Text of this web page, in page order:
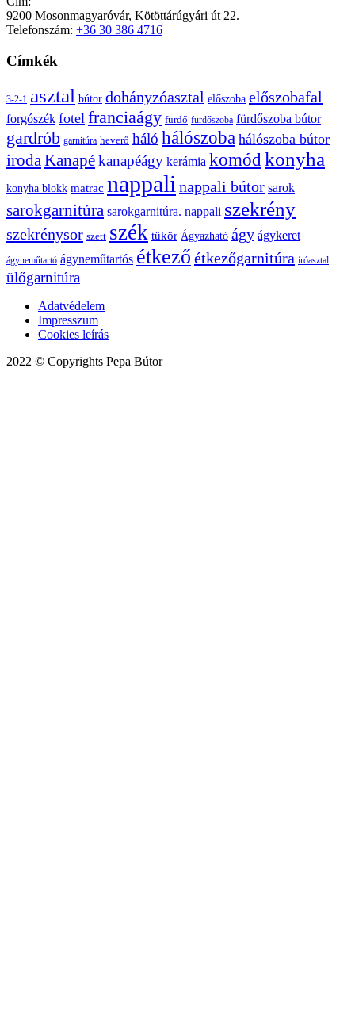
9200 Mosonmagyaróvár, Kötöttárúgyári út 22.
Telefonszám: +36 30 386 4716
Címkék
3-2-1 asztal bútor dohányzóasztal előszoba előszobafal
forgószék fotel franciaágy fürdő fürdőszoba fürdőszoba bútor
gardrób garnitúra heverő háló hálószoba hálószoba bútor
iroda Kanapékanapéágy kerámia komód konyha
konyha blokk matrac nappali nappali bútor sarok
sarokgarnitúra sarokgarnitúra. nappali szekrény
szekrénysor szett szék tükör Ágyazható ágy ágykeret
ágyneműtartó ágyneműtartós étkező étkezőgarnitúra íróasztal
ülőgarnitúra
Adatvédelem
Impresszum
Cookies leírás
2022 © Copyrights Pepa Bútor